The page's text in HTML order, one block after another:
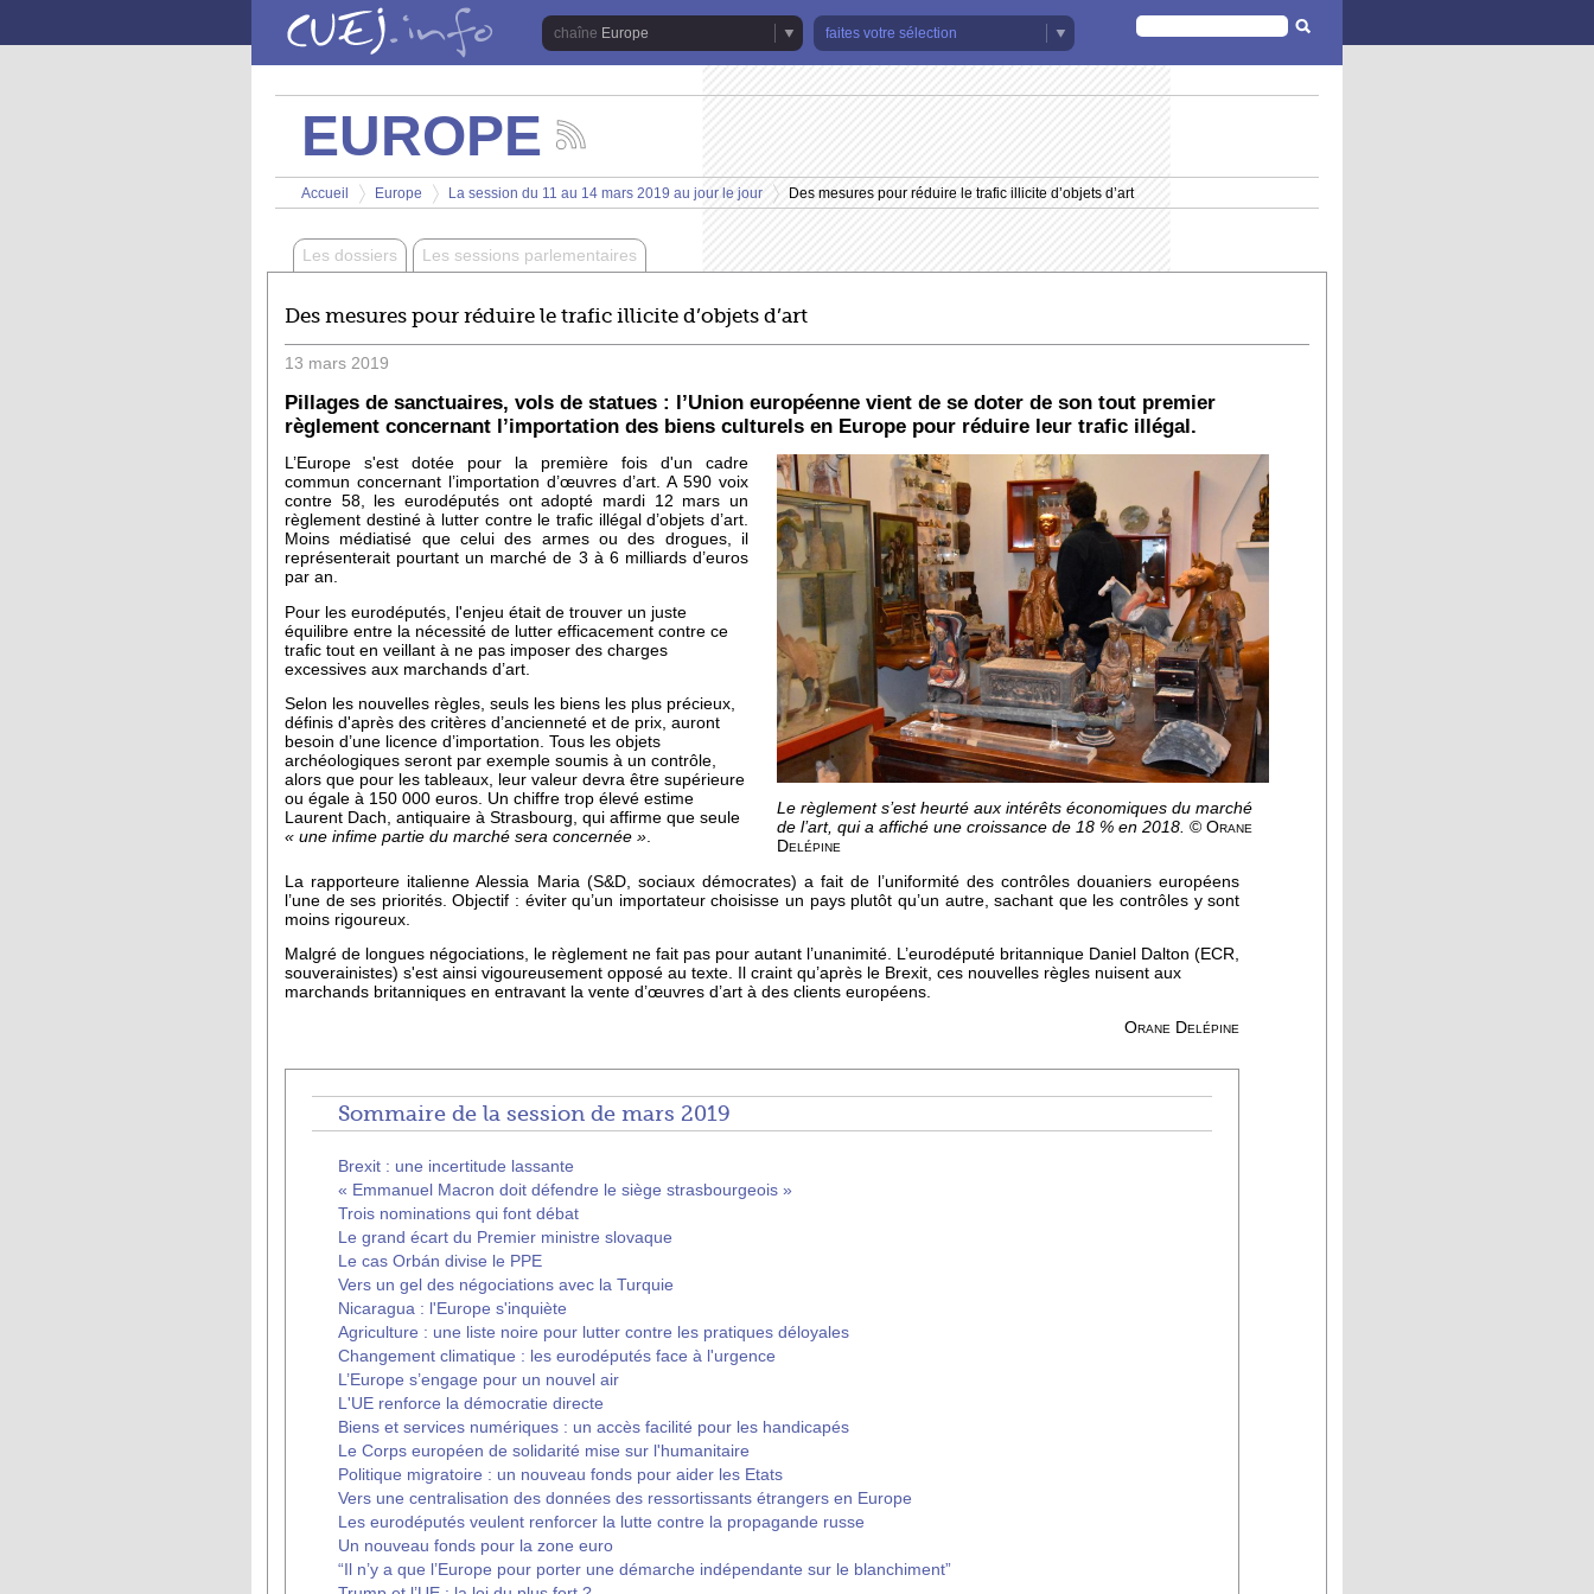
Europe
faites votre sélection
FORMULAIRE
DE
RECHERCHE
EUROPE
les
actualités
de
chaîne
Europe
Vous êtes ici
Accueil
>
Europe
>
La session du 11 au 14 mars 2019 au jour le jour
>
Des mesures pour réduire le trafic illicite d’objets d’art
Les dossiers Les sessions parlementaires
Des mesures pour réduire le trafic illicite d’objets d’art
13 mars 2019
Pillages de sanctuaires, vols de statues : l’Union européenne vient de se doter de son tout premier
règlement concernant l’importation des biens culturels en Europe pour réduire leur trafic illégal.
L’Europe s'est dotée pour la première fois d'un cadre
commun concernant l’importation d’œuvres d’art. A 590 voix
contre 58, les eurodéputés ont adopté mardi 12 mars un
règlement destiné à lutter contre le trafic illégal d’objets d’art.
Moins médiatisé que celui des armes ou des drogues, il
représenterait pourtant un marché de 3 à 6 milliards d’euros
par an.
Pour les eurodéputés, l'enjeu était de trouver un juste
équilibre entre la nécessité de lutter efficacement contre ce
trafic tout en veillant à ne pas imposer des charges
excessives aux marchands d’art.
Selon les nouvelles règles, seuls les biens les plus précieux,
définis d'après des critères d’ancienneté et de prix, auront
besoin d’une licence d’importation. Tous les objets
archéologiques seront par exemple soumis à un contrôle,
alors que pour les tableaux, leur valeur devra être supérieure
ou égale à 150 000 euros. Un chiffre trop élevé estime
Laurent Dach, antiquaire à Strasbourg, qui affirme que seule
« une infime partie du marché sera concernée ».
Le règlement s’est heurté aux intérêts économiques du marché
de l’art, qui a affiché une croissance de 18 % en 2018. © Orane
Delépine
La rapporteure italienne Alessia Maria (S&D, sociaux démocrates) a fait de l’uniformité des contrôles douaniers européens
l’une de ses priorités. Objectif : éviter qu’un importateur choisisse un pays plutôt qu’un autre, sachant que les contrôles y sont
moins rigoureux.
Malgré de longues négociations, le règlement ne fait pas pour autant l’unanimité. L’eurodéputé britannique Daniel Dalton (ECR,
souverainistes) s'est ainsi vigoureusement opposé au texte. Il craint qu’après le Brexit, ces nouvelles règles nuisent aux
marchands britanniques en entravant la vente d’œuvres d’art à des clients européens.
Orane Delépine
Sommaire de la session de mars 2019
Brexit : une incertitude lassante
« Emmanuel Macron doit défendre le siège strasbourgeois »
Trois nominations qui font débat
Le grand écart du Premier ministre slovaque
Le cas Orbán divise le PPE
Vers un gel des négociations avec la Turquie
Nicaragua : l'Europe s'inquiète
Agriculture : une liste noire pour lutter contre les pratiques déloyales
Changement climatique : les eurodéputés face à l'urgence
L’Europe s’engage pour un nouvel air
L'UE renforce la démocratie directe
Biens et services numériques : un accès facilité pour les handicapés
Le Corps européen de solidarité mise sur l'humanitaire
Politique migratoire : un nouveau fonds pour aider les Etats
Vers une centralisation des données des ressortissants étrangers en Europe
Les eurodéputés veulent renforcer la lutte contre la propagande russe
Un nouveau fonds pour la zone euro
“Il n’y a que l’Europe pour porter une démarche indépendante sur le blanchiment”